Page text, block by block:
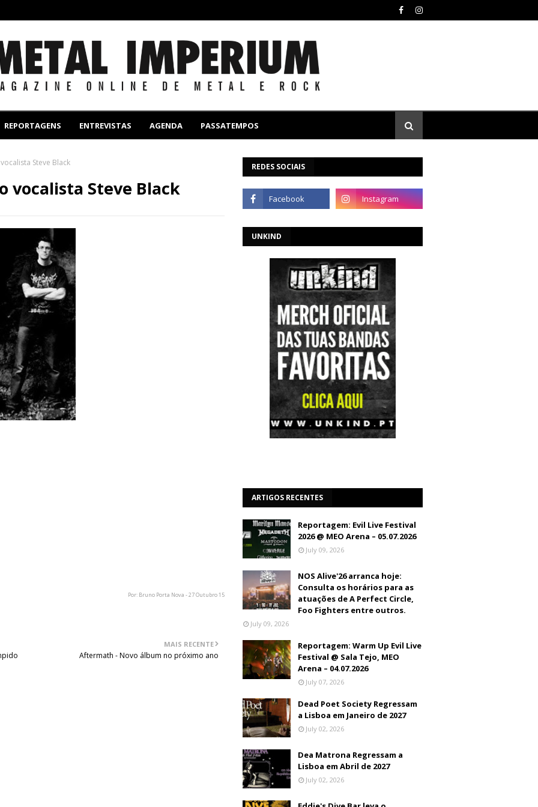
REPORTAGENS ENTREVISTAS AGENDA PASSATEMPOS
Steve Black
vocalista Steve Black
Por: Bruno Porta Nova - 27 Outubro 15
MAIS RECENTE
Aftermath - Novo álbum no próximo ano
REDES SOCIAIS
UNKIND
ARTIGOS RECENTES
Reportagem: Evil Live Festival
2026 @ MEO Arena – 05.07.2026
July 09, 2026
NOS Alive'26 arranca hoje:
Consulta os horários para as
atuações de A Perfect Circle,
Foo Fighters entre outros.
July 09, 2026
Reportagem: Warm Up Evil Live
Festival @ Sala Tejo, MEO
Arena – 04.07.2026
July 07, 2026
Dead Poet Society Regressam
a Lisboa em Janeiro de 2027
July 02, 2026
Dea Matrona Regressam a
Lisboa em Abril de 2027
July 02, 2026